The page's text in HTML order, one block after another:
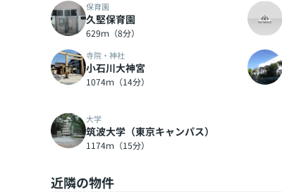
保育園
久堅保育園
629ｍ（8分）
寺院・神社
小石川大神宮
1074ｍ（14分）
大学
筑波大学（東京キャンパス）
1174ｍ（15分）
近隣の物件